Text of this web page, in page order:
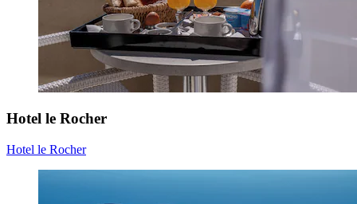
Hotel le Rocher
Hotel le Rocher